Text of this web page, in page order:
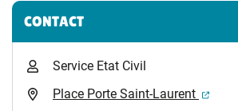
Informations
CONTACT
Service Etat Civil
Place Porte Saint-Laurent